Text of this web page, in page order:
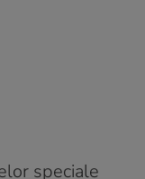
speciale